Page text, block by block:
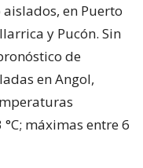
en Puerto
y Pucón. Sin
de
en Angol,
máximas entre 6